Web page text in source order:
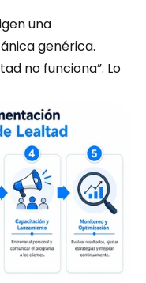
una
genérica.
no funciona”. Lo